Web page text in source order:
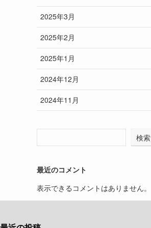
2025年3月
2025年2月
2025年1月
2024年12月
2024年11月
検索
最近のコメント
表示できるコメントはありません。